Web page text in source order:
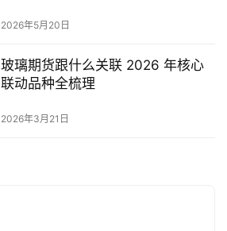
2026年5月20日
玻璃期货跟什么关联 2026 年核心
联动品种全梳理
2026年3月21日